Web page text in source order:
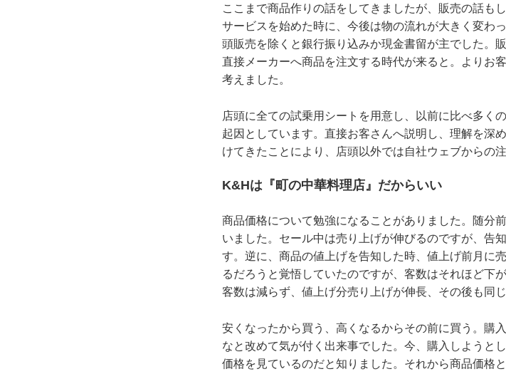
ここまで商品作りの話をしてきましたが、販売の話も
サービスを始めた時に、今後は物の流れが大きく変わ
頭販売を除くと銀行振り込みか現金書留が主でした。
直接メーカーへ商品を注文する時代が来ると。よりお
考えました。
店頭に全ての試乗用シートを用意し、以前に比べ多く
起因としています。直接お客さんへ説明し、理解を深
けてきたことにより、店頭以外では自社ウェブからの
K&Hは『町の中華料理店』だからいい
商品価格について勉強になることがありました。随分
いました。セール中は売り上げが伸びるのですが、告
す。逆に、商品の値上げを告知した時、値上げ前月に
るだろうと覚悟していたのですが、客数はそれほど下
客数は減らず、値上げ分売り上げが伸長、その後も同
安くなったから買う、高くなるからその前に買う。購
なと改めて気が付く出来事でした。今、購入しようと
価格を見ているのだと知りました。それから商品価格